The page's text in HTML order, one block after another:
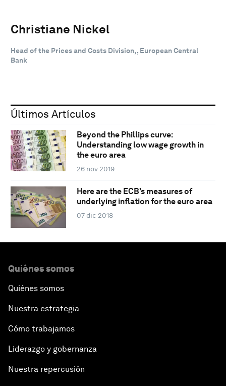
Christiane Nickel
Head of the Prices and Costs Division, , European Central
Bank
Últimos Artículos
Beyond the Phillips curve:
Understanding low wage growth in
the euro area
26 nov 2019
Here are the ECB’s measures of
underlying inflation for the euro area
07 dic 2018
Quiénes somos
Quiénes somos
Nuestra estrategia
Cómo trabajamos
Liderazgo y gobernanza
Nuestra repercusión